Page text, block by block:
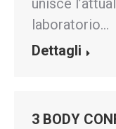
unisce
laboratorio…
Dettagli
3 BODY